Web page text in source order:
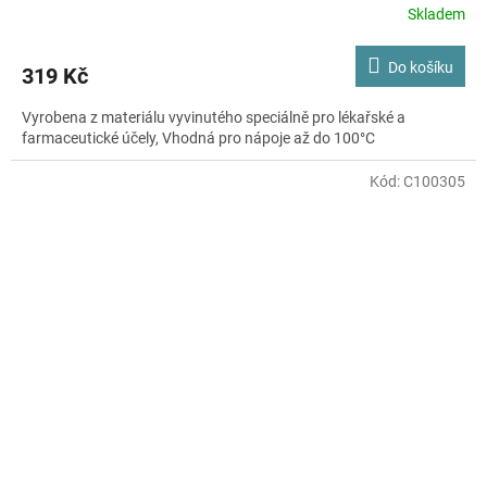
Skladem
319 Kč Do košíku
Vyrobena z materiálu vyvinutého speciálně pro lékařské a
farmaceutické účely, Vhodná pro nápoje až do 100°C
Kód:C100305